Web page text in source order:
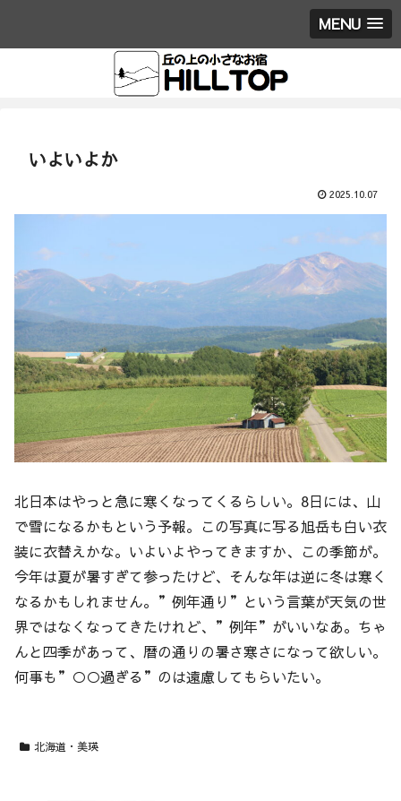
MENU
いよいよか
2025.10.07
北日本はやっと急に寒くなってくるらしい。8日には、山
で雪になるかもという予報。この写真に写る旭岳も白い衣
装に衣替えかな。いよいよやってきますか、この季節が。
今年は夏が暑すぎて参ったけど、そんな年は逆に冬は寒く
なるかもしれません。”例年通り”という言葉が天気の世
界ではなくなってきたけれど、”例年”がいいなあ。ちゃ
んと四季があって、暦の通りの暑さ寒さになって欲しい。
何事も”○○過ぎる”のは遠慮してもらいたい。
北海道・美瑛